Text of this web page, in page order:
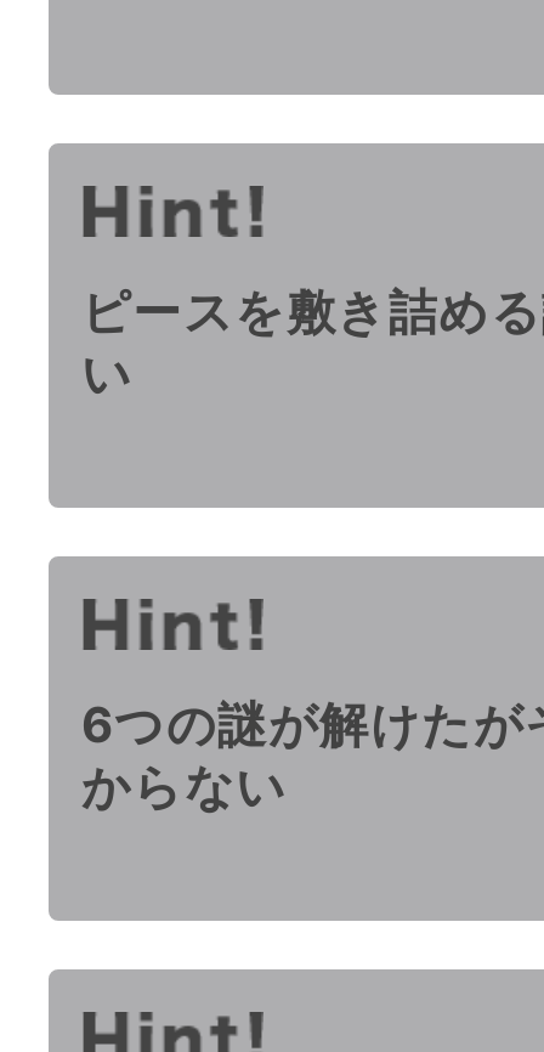
ピースを敷き詰め
い
6つの謎が解けたが
からない